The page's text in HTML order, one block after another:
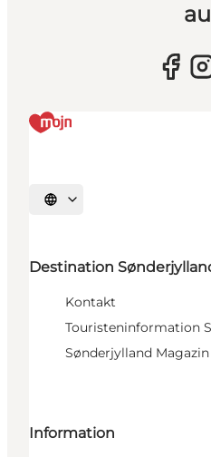
Sprache auswählen
Destination
Kontakt
Touristeninformation
Sønderjylland Magazin
Information